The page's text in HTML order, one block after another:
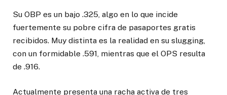
Su OBP es un bajo .325, algo en lo que incide
fuertemente su pobre cifra de pasaportes gratis
recibidos. Muy distinta es la realidad en su slugging,
con un formidable .591, mientras que el OPS resulta
de .916.
Actualmente presenta una racha activa de tres